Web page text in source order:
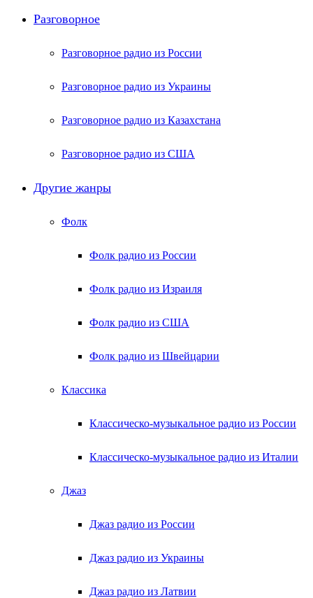
Разговорное
Разговорное радио из России
Разговорное радио из Украины
Разговорное радио из Казахстана
Разговорное радио из США
Другие жанры
Фолк
Фолк радио из России
Фолк радио из Израиля
Фолк радио из США
Фолк радио из Швейцарии
Классика
Классическо-музыкальное радио из России
Классическо-музыкальное радио из Италии
Джаз
Джаз радио из России
Джаз радио из Украины
Джаз радио из Латвии